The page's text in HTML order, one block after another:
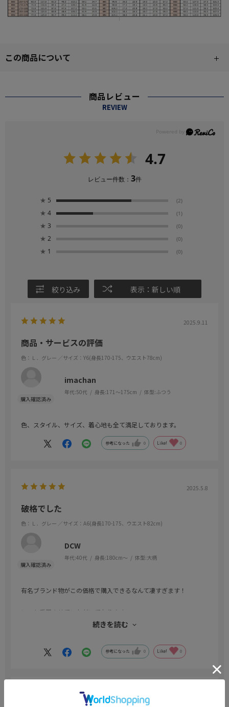
この商品について
商品レビュー
REVIEW
4.7
レビュー件数： 3件
★ 5 (2)
★ 4 (1)
★ 3 (0)
★ 2 (0)
★ 1 (0)
絞り込み 表示：新しい順
2025.9.11
商品・サービスの評価
色：Ｌ．グレー ／サイズ：Y6(身長170-175、ウエスト78cm)
imachan
年代:50代 身長:171～175cm 体型:ふつう
色、スタイル、サイズ、着心地も全て満足しております。
参考になった 0 Like! 0
2025.5.8
破格でした
色：Ｌ．グレー ／サイズ：A6(身長170-175、ウエスト82cm)
DCW
年代:40代 身長:180cm～ 体型:大柄
有名ブランド物がこの価格で購入できるなんて凄すぎます！
いつも愛用させていただいております。
続きを読む
参考になった 0 Like! 0